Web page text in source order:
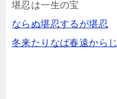
堪忍は一生の宝
ならぬ堪忍するが堪忍
冬来たりなば春遠からじ